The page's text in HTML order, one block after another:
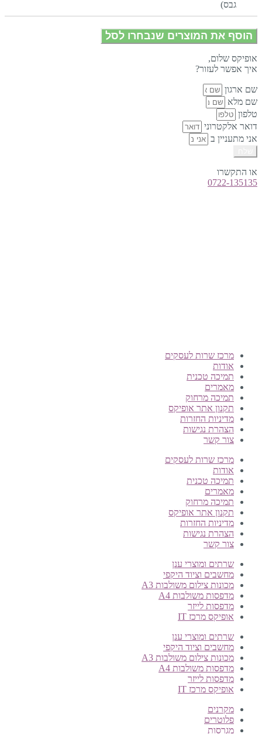
הוסף את המוצרים שנבחרו לסל
אופיקס שלום,
איך אפשר לעזור?
שם ארגון
שם מלא
טלפון
דואר אלקטרוני
אני מתעניין ב
או התקשרו
0722-135135
מרכז שרות לעסקים
אודות
תמיכה טכנית
מאמרים
תמיכה מרחוק
תקנון אתר אופיקס
מדיניות החזרות
הצהרת נגישות
צור קשר
מרכז שרות לעסקים
אודות
תמיכה טכנית
מאמרים
תמיכה מרחוק
תקנון אתר אופיקס
מדיניות החזרות
הצהרת נגישות
צור קשר
שרתים ומוצרי ענן
מחשבים וציוד היקפי
מכונות צילום משולבות A3
מדפסות משולבות A4
מדפסות לייזר
אופיקס מרכז IT
שרתים ומוצרי ענן
מחשבים וציוד היקפי
מכונות צילום משולבות A3
מדפסות משולבות A4
מדפסות לייזר
אופיקס מרכז IT
מקרנים
פלוטרים
מגרסות